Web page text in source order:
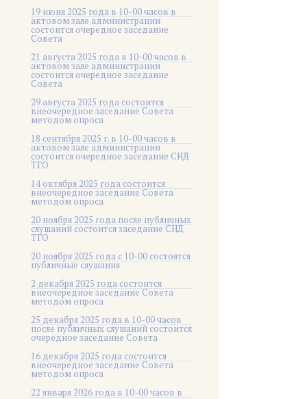
19 июня 2025 года в 10-00 часов в
актовом зале администрации
состоится очередное заседание
Совета
21 августа 2025 года в 10-00 часов в
актовом зале администрации
состоится очередное заседание
Совета
29 августа 2025 года состоится
внеочередное заседание Совета
методом опроса
18 сентября 2025 г. в 10-00 часов в
актовом зале администрации
состоится очередное заседание СНД
ТГО
14 октября 2025 года состоится
внеочередное заседание Совета
методом опроса
20 ноября 2025 года после публичных
слушаний состоится заседание СНД
ТГО
20 ноября 2025 года c 10-00 состоятся
публичные слушания
2 декабря 2025 года состоится
внеочередное заседание Совета
методом опроса
25 декабря 2025 года в 10-00 часов
после публичных слушаний состоится
очередное заседание Совета
16 декабря 2025 года состоится
внеочередное заседание Совета
методом опроса
22 января 2026 года в 10-00 часов в